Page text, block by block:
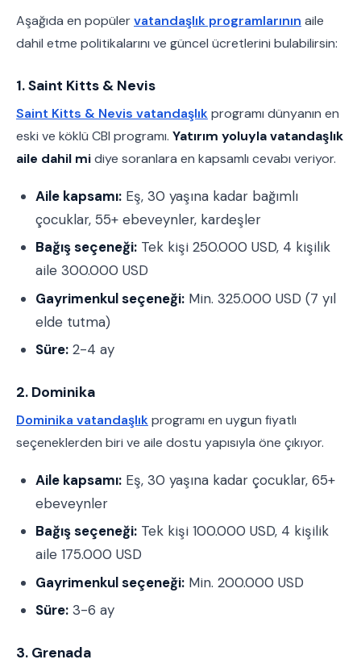
Aşağıda en popülervatandaşlık programlarının aile
dahil etme politikalarını ve güncel ücretlerini bulabilirsin:
1. Saint Kitts & Nevis
Saint Kitts & Nevis vatandaşlıkprogramı dünyanın en
eski ve köklü CBI programı. Yatırım yoluyla vatandaşlık
aile dahil midiye soranlara en kapsamlı cevabı veriyor.
Aile kapsamı: Eş, 30 yaşına kadar bağımlı
çocuklar, 55+ ebeveynler, kardeşler
Bağış seçeneği: Tek kişi 250.000 USD, 4 kişilik
aile 300.000 USD
Gayrimenkul seçeneği: Min. 325.000 USD (7 yıl
elde tutma)
Süre: 2-4 ay
2. Dominika
Dominika vatandaşlıkprogramı en uygun fiyatlı
seçeneklerden biri ve aile dostu yapısıyla öne çıkıyor.
Aile kapsamı: Eş, 30 yaşına kadar çocuklar, 65+
ebeveynler
Bağış seçeneği: Tek kişi 100.000 USD, 4 kişilik
aile 175.000 USD
Gayrimenkul seçeneği: Min. 200.000 USD
Süre: 3-6 ay
3. Grenada